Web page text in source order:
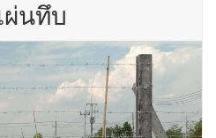
ผ่นทึบ